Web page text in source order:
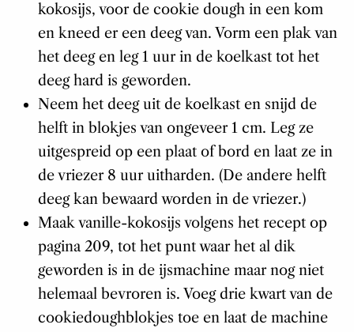
kokosijs, voor de cookie dough in een kom
en kneed er een deeg van. Vorm een plak van
het deeg en leg 1 uur in de koelkast tot het
deeg hard is geworden.
Neem het deeg uit de koelkast en snijd de
helft in blokjes van ongeveer 1 cm. Leg ze
uitgespreid op een plaat of bord en laat ze in
de vriezer 8 uur uitharden. (De andere helft
deeg kan bewaard worden in de vriezer.)
Maak vanille-kokosijs volgens het recept op
pagina 209, tot het punt waar het al dik
geworden is in de ijsmachine maar nog niet
helemaal bevroren is. Voeg drie kwart van de
cookiedoughblokjes toe en laat de machine